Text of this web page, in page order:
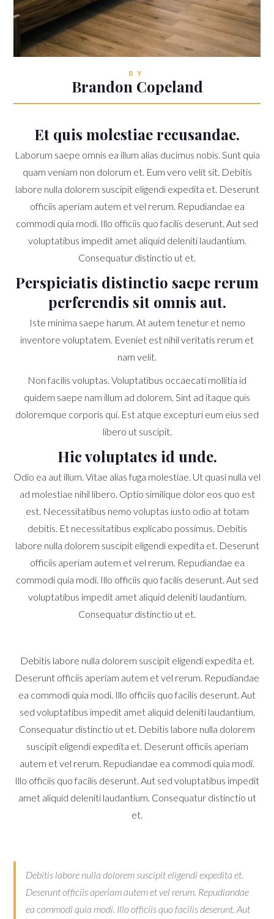
BY
Brandon Copeland
Et quis molestiae recusandae.
Laborum saepe omnis ea illum alias ducimus nobis. Sunt quia
quam veniam non dolorum et. Eum vero velit sit. Debitis
labore nulla dolorem suscipit eligendi expedita et. Deserunt
officiis aperiam autem et vel rerum. Repudiandae ea
commodi quia modi. Illo officiis quo facilis deserunt. Aut sed
voluptatibus impedit amet aliquid deleniti laudantium.
Consequatur distinctio ut et.
Perspiciatis distinctio saepe rerum
perferendis sit omnis aut.
Iste minima saepe harum. At autem tenetur et nemo
inventore voluptatem. Eveniet est nihil veritatis rerum et
nam velit.
Non facilis voluptas. Voluptatibus occaecati mollitia id
quidem saepe nam illum ad dolorem. Sint ad itaque quis
doloremque corporis qui. Est atque excepturi eum eius sed
libero ut suscipit.
Hic voluptates id unde.
Odio ea aut illum. Vitae alias fuga molestiae. Ut quasi nulla vel
ad molestiae nihil libero. Optio similique dolor eos quo est
est. Necessitatibus nemo voluptas iusto odio at totam
debitis. Et necessitatibus explicabo possimus. Debitis
labore nulla dolorem suscipit eligendi expedita et. Deserunt
officiis aperiam autem et vel rerum. Repudiandae ea
commodi quia modi. Illo officiis quo facilis deserunt. Aut sed
voluptatibus impedit amet aliquid deleniti laudantium.
Consequatur distinctio ut et.
Debitis labore nulla dolorem suscipit eligendi expedita et.
Deserunt officiis aperiam autem et vel rerum. Repudiandae
ea commodi quia modi. Illo officiis quo facilis deserunt. Aut
sed voluptatibus impedit amet aliquid deleniti laudantium.
Consequatur distinctio ut et. Debitis labore nulla dolorem
suscipit eligendi expedita et. Deserunt officiis aperiam
autem et vel rerum. Repudiandae ea commodi quia modi.
Illo officiis quo facilis deserunt. Aut sed voluptatibus impedit
amet aliquid deleniti laudantium. Consequatur distinctio ut
et.
Debitis labore nulla dolorem suscipit eligendi expedita et.
Deserunt officiis aperiam autem et vel rerum. Repudiandae
ea commodi quia modi. Illo officiis quo facilis deserunt. Aut